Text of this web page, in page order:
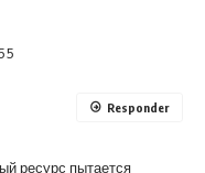
ресурс пытается
Responder